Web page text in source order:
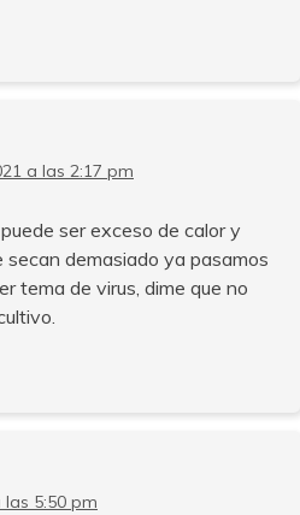
a las 2:17 pm
ser exceso de calor y
secan demasiado ya pasamos
tema de virus, dime que no
5:50 pm